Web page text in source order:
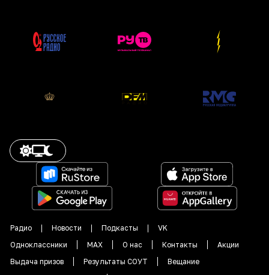
Радио Новости Подкасты
VK
Одноклассники
MAX О нас Контакты
Акции
Выдача призов
Результаты СОУТ
Вещание